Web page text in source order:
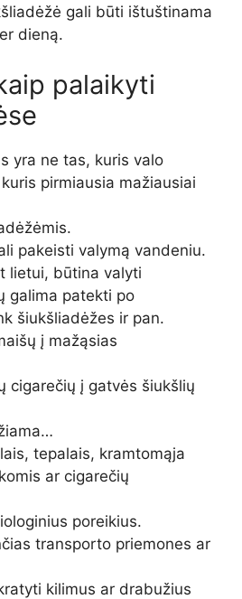
gali būti ištuštinama
dieną.
palaikyti
yra ne tas, kuris valo
pirmiausia mažiausiai
pakeisti valymą vandeniu.
lietui, būtina valyti
galima patekti po
šiukšliadėžes ir pan.
į mažąsias
cigarečių į gatvės šiukšlių
tepalais, kramtomąja
ar cigarečių
poreikius.
transporto priemones ar
kilimus ar drabužius